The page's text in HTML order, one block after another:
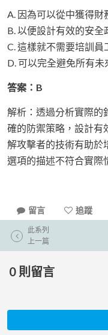
A. 因為可以從中獲得財
B. 以便設計有效的安
C. 這樣就不需要培訓員
D. 可以完全避免所有未
答案：B
解析：透過分析實際的
確的防禦策略，設計有
解攻擊者的技術有助於
選項的描述不符合實際
留言 追蹤
此系列
上一篇
0 則留言